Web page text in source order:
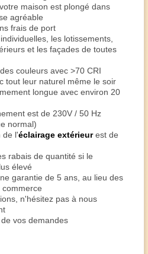
maison est plongé dans
agréable
frais de port
les lotissements,
et les façades de toutes
couleurs avec >70 CRI
tout leur naturel même le soir
longue avec environ 20
est de 230V / 50 Hz
normal)
de l'éclairage extérieurest de
rabais de quantité si le
élevé
garantie de 5 ans, au lieu des
commerce
n'hésitez pas à nous
vos demandes